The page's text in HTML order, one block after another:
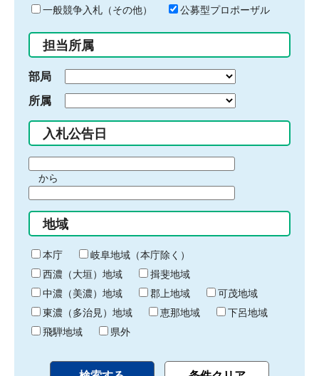
ド
入
力
一般競争入札（その他）
公募型プロポーザル
担当所属
部局
所属
入札公告日
間
始
り
から
間
終
わ
り
地域
本庁
岐阜地域（本庁除く）
西濃（大垣）地域
揖斐地域
中濃（美濃）地域
郡上地域
可茂地域
東濃（多治見）地域
恵那地域
下呂地域
飛騨地域
県外